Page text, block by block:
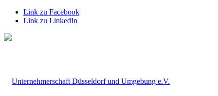
Link zu Facebook
Link zu LinkedIn